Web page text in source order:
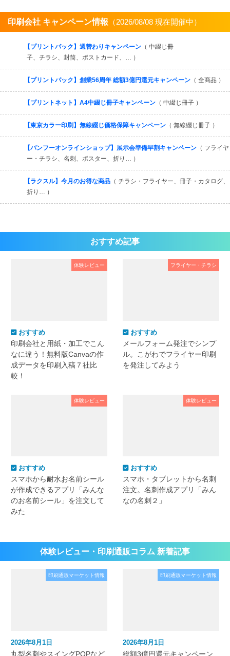
印刷会社 キャンペーン情報 （2026/08/08 現在開催中）
【プリントパック】週替わりキャンペーン （ 中綴じ冊
子、チラシ、封筒、ポストカード、… ）
【プリントパック】創業56周年 総額3億円還元キャンペーン （ 全商品 ）
【プリントネット】A4中綴じ冊子キャンペーン （ 中綴じ冊子 ）
【東京カラー印刷】無線綴じ価格保障キャンペーン （ 無線綴じ冊子 ）
【バンフーオンラインショップ】展示会準備早割キャンペーン （ フライヤ
ー・チラシ、名刺、ポスター、折り… ）
【ラクスル】今月のお得な商品 （ チラシ・フライヤー、冊子・カタログ、
折り… ）
おすすめ記事
体験レビュー
おすすめ
印刷会社と用紙・加工でこん
なに違う！無料版Canvaの作
成データを印刷入稿７社比
較！
フライヤー・チラシ
おすすめ
メールフォーム発注でシンプ
ル。こがわでフライヤー印刷
を発注してみよう
体験レビュー
おすすめ
スマホから耐水お名前シール
が作成できるアプリ「みんな
のお名前シール」を注文して
みた
体験レビュー
おすすめ
スマホ・タブレットから名刺
注文。名刺作成アプリ「みん
なの名刺２」
体験レビュー・印刷通販コラム 新着記事
印刷通販マーケット情報
2026年8月1日
丸型名刺やスイングPOPなど
印刷通販マーケット情報
2026年8月1日
総額3億円還元キャンペーン